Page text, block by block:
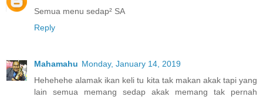
Semua menu sedap² SA
Reply
Mahamahu Monday, January 14, 2019
Hehehehe alamak ikan keli tu kita tak makan akak tapi yang
lain semua memang sedap akak memang tak pernah